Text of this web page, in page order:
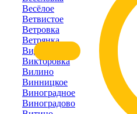
Весёлое
Ветвистое
Ветровка
Ветрянка
Видное
Викторовка
Вилино
Винницкое
Виноградное
Виноградово